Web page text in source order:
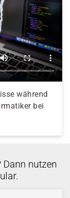
während
bei
Dann nutzen